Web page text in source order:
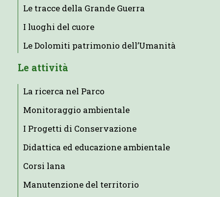
Le tracce della Grande Guerra
I luoghi del cuore
Le Dolomiti patrimonio dell’Umanità
Le attività
La ricerca nel Parco
Monitoraggio ambientale
I Progetti di Conservazione
Didattica ed educazione ambientale
Corsi lana
Manutenzione del territorio